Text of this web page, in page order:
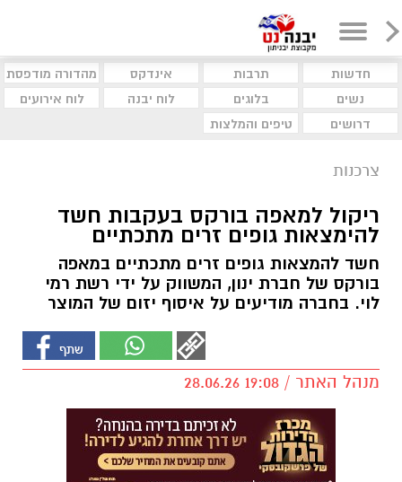
חדשות תרבות אינדקס
מהדורה מודפסת
נשים
בלוגים לוח יבנה
לוח אירועים
דרושים
טיפים והמלצות
צרכנות
ריקול למאפה בורקס בעקבות חשד
להימצאות גופים זרים מתכתיים
חשד להמצאות גופים זרים מתכתיים במאפה
בורקס של חברת ינון, המשווק על ידי רשת רמי
לוי. בחברה מודיעים על איסוף יזום של המוצר
מנהל האתר / 19:08 28.06.26